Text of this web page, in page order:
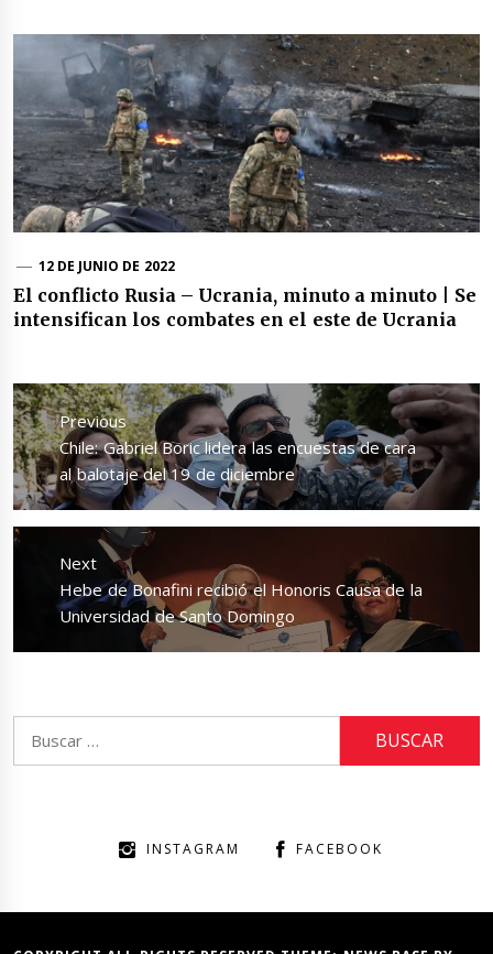
12 DE JUNIO DE 2022
El conflicto Rusia – Ucrania, minuto a minuto | Se
intensifican los combates en el este de Ucrania
Navegación
de
entradas
Previous
Previous
post:
Chile: Gabriel Boric lidera las encuestas de cara
al balotaje del 19 de diciembre
Next
Next
post:
Hebe de Bonafini recibió el Honoris Causa de la
Universidad de Santo Domingo
INSTAGRAM FACEBOOK